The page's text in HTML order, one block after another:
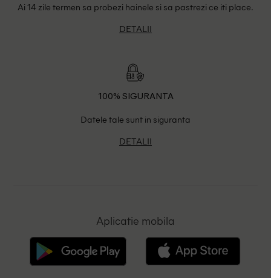
Ai 14 zile termen sa probezi hainele si sa pastrezi ce iti place.
DETALII
100% SIGURANTA
Datele tale sunt in siguranta
DETALII
Aplicatie mobila